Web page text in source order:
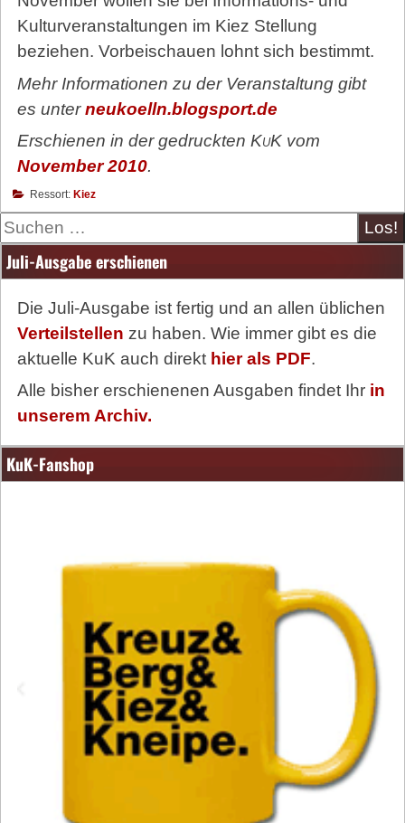
Kulturveranstaltungen im Kiez Stellung
beziehen. Vorbeischauen lohnt sich bestimmt.
Mehr Informationen zu der Veranstaltung gibt
es unterneukoelln.blogsport.de
Erschienen in der gedruckten KuKvom
November 2010.
Ressort: Kiez
Suche
Juli-Ausgabe erschienen
Die Juli-Ausgabe ist fertig und an allen üblichen
Verteilstellen zu haben. Wie immer gibt es die
aktuelle KuK auch direkt hier als PDF.
Alle bisher erschienenen Ausgaben findet Ihr in
unserem Archiv.
KuK-Fanshop